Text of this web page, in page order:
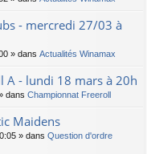
- mercredi 27/03 à
» dans Actualités Winamax
A - lundi 18 mars à 20h
dans Championnat Freeroll
Maidens
» dans Question d'ordre